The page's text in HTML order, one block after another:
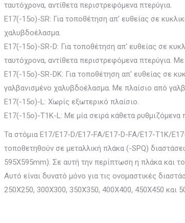
ταυτόχρονα, αντίθετα περιστρεφόμενα πτερύγια.
E17(-15ο)-SR: Για τοποθέτηση απ' ευθείας σε
χαλυβδοέλασμα.
E17(-15ο)-SR-D: Για τοποθέτηση απ' ευθείας σε
ταυτόχρονα, αντίθετα περιστρεφόμενα πτερύγια.
E17(-15ο)-SR-DΚ: Για τοποθέτηση απ' ευθείας σε
γαλβανισμένο χαλυβδοέλασμα. Με πλαίσιο από
E17(-15ο)-L: Χωρίς εξωτερικό πλαίσιο.
E17(-15ο)-T1K-L: Με μία σειρά κάθετα
Τα στόμια E17/E17-D/E17-FA/E17-D-FA/E17-Τ1Κ/
τοποθετηθούν σε μεταλλική πλάκα (-SPQ)
595Χ595mm). Σε αυτή την περίπτωση η πλάκα και
Αυτό είναι δυνατό μόνο για τις ονομαστικές
250Χ250, 300Χ300, 350Χ350, 400Χ400, 450Χ450 και